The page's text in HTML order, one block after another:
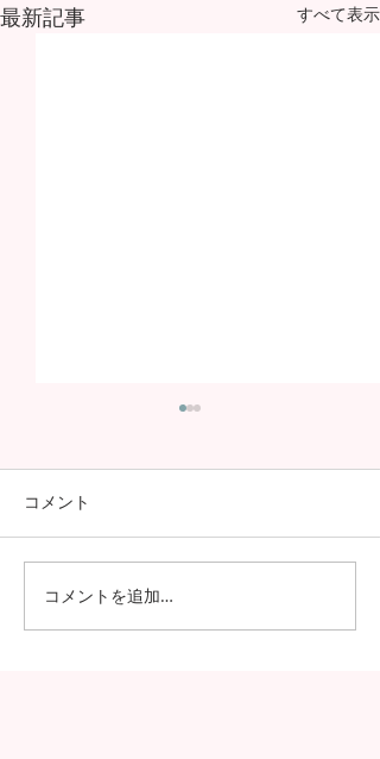
最新記事 すべて表示
日本の7月の風物詩！七夕
の授業を実施しました
コメント
コメントを追加…